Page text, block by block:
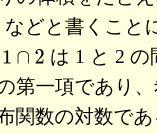
などと書くこと
∩ 2 は 1 と 2
第一項であり
関数の対数で